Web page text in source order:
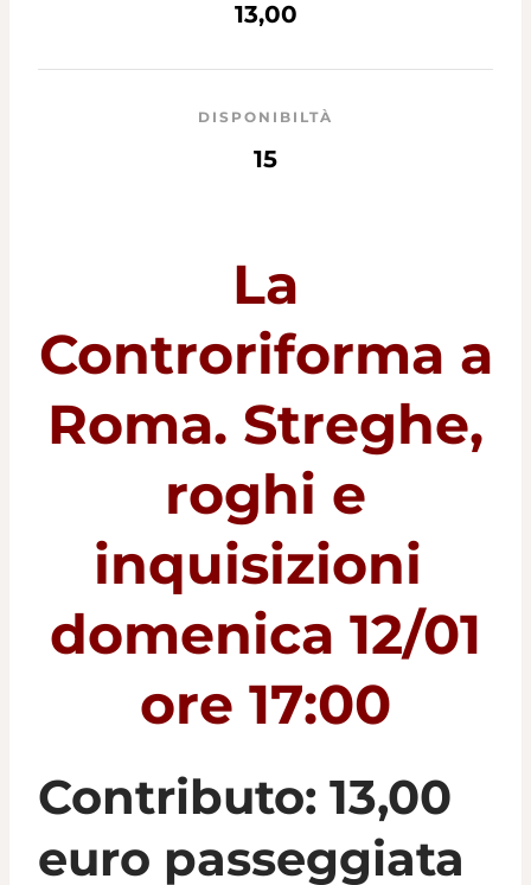
13,00
DISPONIBILTÀ
15
La
Controriforma a
Roma. Streghe,
roghi e
inquisizioni
domenica 12/01
ore 17:00
Contributo: 13,00
euro passeggiata